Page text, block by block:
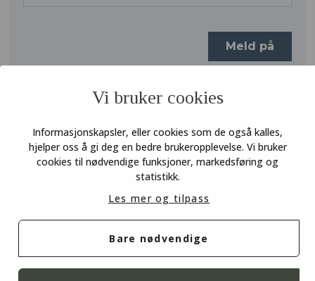
Vi bruker cookies
Informasjonskapsler, eller cookies som de også kalles,
hjelper oss å gi deg en bedre brukeropplevelse. Vi bruker
cookies til nødvendige funksjoner, markedsføring og
statistikk.
Les mer og tilpass
Bare nødvendige
COOKIES